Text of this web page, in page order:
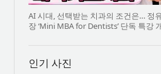
AI 시대, 선택받는 치과의 조건은… 정
장 ‘Mini MBA for Dentists’ 단독 특강
인기 사진